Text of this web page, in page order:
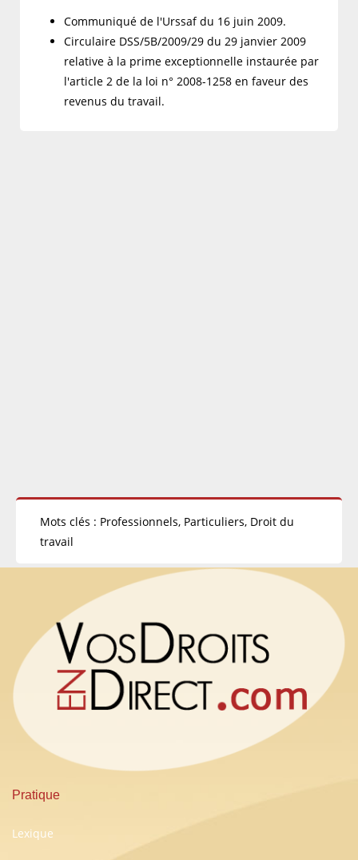
Communiqué de l'Urssaf du 16 juin 2009.
Circulaire DSS/5B/2009/29 du 29 janvier 2009
relative à la prime exceptionnelle instaurée par
l'article 2 de la loi n° 2008-1258 en faveur des
revenus du travail.
Mots clés : Professionnels, Particuliers, Droit du
travail
Pratique
Lexique